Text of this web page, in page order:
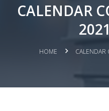
CALENDAR
HOME